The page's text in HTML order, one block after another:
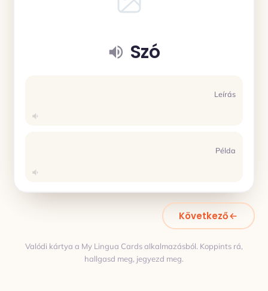
Szó
Leírás
Példa
Következő
Valódi kártya a My Lingua Cards alkalmazásból. Koppints rá,
hallgasd meg, jegyezd meg.